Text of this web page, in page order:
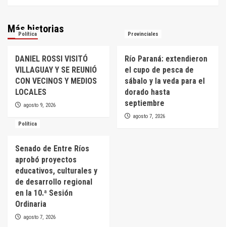
Más historias
Política
DANIEL ROSSI VISITÓ
VILLAGUAY Y SE REUNIÓ
CON VECINOS Y MEDIOS
LOCALES
agosto 9, 2026
Provinciales
Río Paraná: extendieron
el cupo de pesca de
sábalo y la veda para el
dorado hasta
septiembre
agosto 7, 2026
Política
Senado de Entre Ríos
aprobó proyectos
educativos, culturales y
de desarrollo regional
en la 10.ª Sesión
Ordinaria
agosto 7, 2026